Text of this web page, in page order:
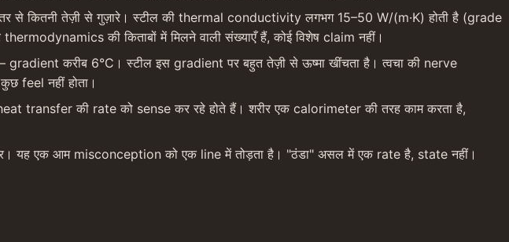
से कितनी तेज़ी से गुज़ारे। स्टील की thermal conductivity लगभग 15–50 W/(m·K) होती है (grade
की किताबों में मिलने वाली संख्याएँ हैं, कोई विशेष claim नहीं।
gradient करीब 6°C। स्टील इस gradient पर बहुत तेज़ी से ऊष्मा खींचता है। त्वचा की nerve
feel नहीं होता।
transfer की rate को sense कर रहे होते हैं। शरीर एक calorimeter की तरह काम करता है,
यह एक आम misconception को एक line में तोड़ता है। "ठंडा" असल में एक rate है, state नहीं।